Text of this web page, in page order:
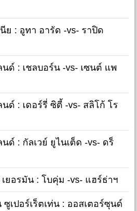
ย : อูทา อารัด -vs- ราปิด
ด์ : เชลบอร์น -vs- เซนต์ แพ
ด์ : เดอร์รี่ ซิตี้ -vs- สลิโก้ โร
ด์ : กัลเวย์ ยูไนเต็ด -vs- ดร็
ยอรมัน : โบคุ่ม -vs- แฮร์ธ่าฯ
ซูเปอร์เร็ตเท่น : ออสเตอร์ซุนด์